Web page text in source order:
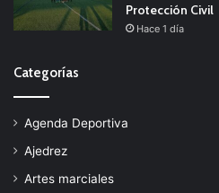
Protección Civil
Hace 1 día
Categorías
Agenda Deportiva
Ajedrez
Artes marciales